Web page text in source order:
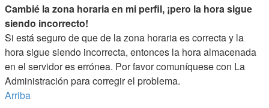
Cambié la zona horaria en mi perfil, ¡pero la hora sigue
siendo incorrecto!
Si está seguro de que de la zona horaria es correcta y la
hora sigue siendo incorrecta, entonces la hora almacenada
en el servidor es errónea. Por favor comuníquese con La
Administración para corregir el problema.
Arriba